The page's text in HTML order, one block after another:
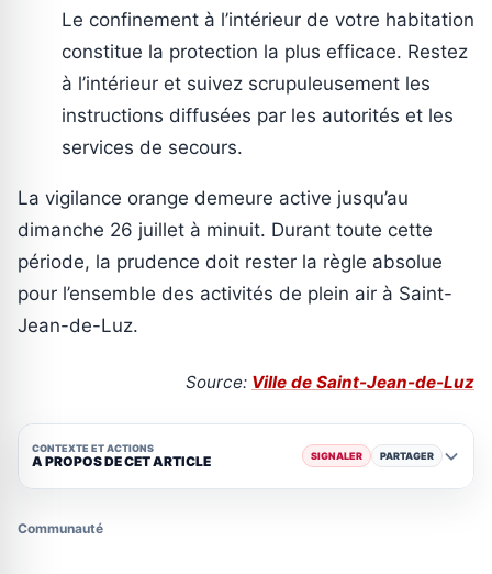
Le confinement à l’intérieur de votre habitation
constitue la protection la plus efficace. Restez
à l’intérieur et suivez scrupuleusement les
instructions diffusées par les autorités et les
services de secours.
La vigilance orange demeure active jusqu’au
dimanche 26 juillet à minuit. Durant toute cette
période, la prudence doit rester la règle absolue
pour l’ensemble des activités de plein air à Saint-
Jean-de-Luz.
Source: Ville de Saint-Jean-de-Luz
CONTEXTE ET ACTIONS
A PROPOS DE CET ARTICLE SIGNALER PARTAGER
Communauté